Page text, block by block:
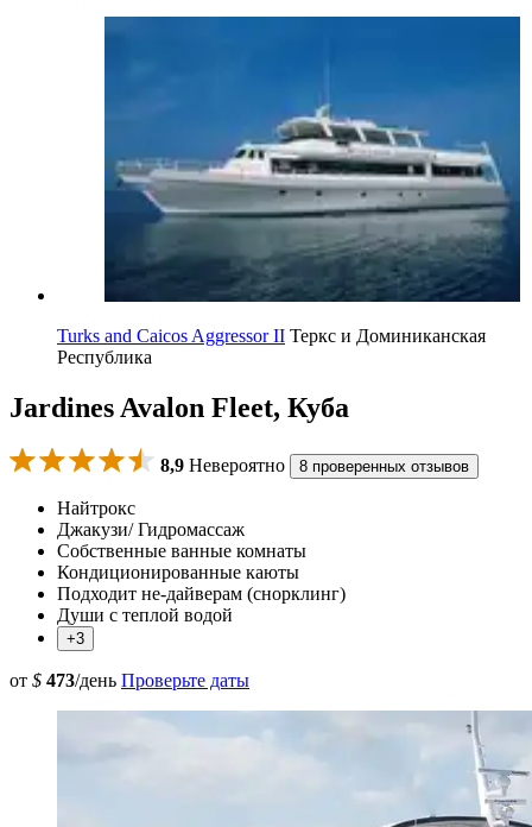
Turks and Caicos Aggressor II Теркс и Доминиканская
Республика
Jardines Avalon Fleet, Куба
8,9 Невероятно 8 проверенных отзывов
Найтрокс
Джакузи/ Гидромассаж
Собственные ванные комнаты
Кондиционированные каюты
Подходит не-дайверам (снорклинг)
Души с теплой водой
+3
от $ 473/день Проверьте даты